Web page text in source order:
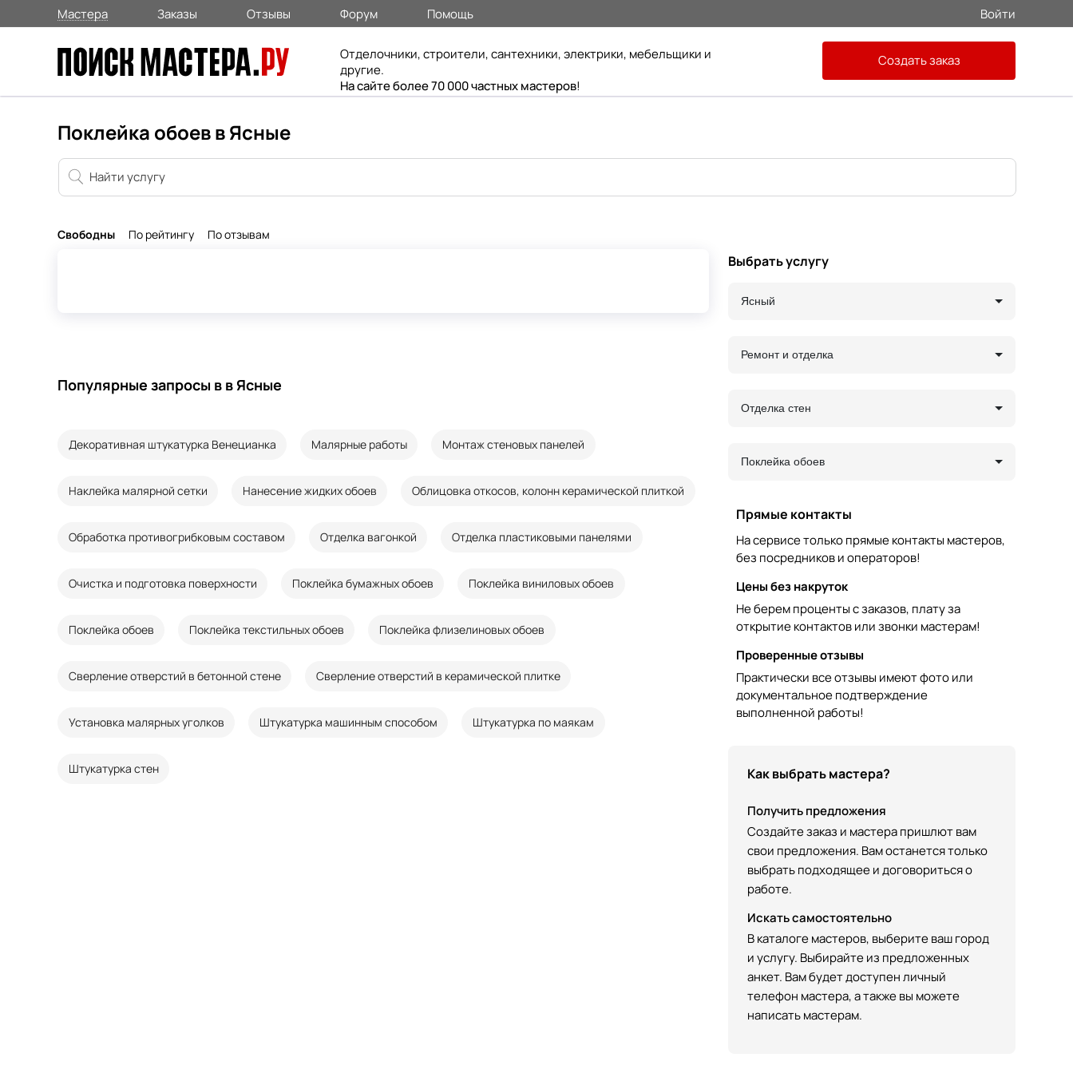
Мастера Заказы Отзывы Форум Помощь Войти
Отделочники, строители, сантехники, электрики, мебельщики и
другие.
На сайте более 70 000 частных мастеров!
Создать заказ
Поклейка обоев в Ясные
Свободны По рейтингу По отзывам
Популярные запросы в в Ясные
Декоративная штукатурка Венецианка Малярные работы Монтаж стеновых панелей
Наклейка малярной сетки Нанесение жидких обоев Облицовка откосов, колонн керамической плиткой
Обработка противогрибковым составом Отделка вагонкой Отделка пластиковыми панелями
Очистка и подготовка поверхности Поклейка бумажных обоев Поклейка виниловых обоев
Поклейка обоев Поклейка текстильных обоев Поклейка флизелиновых обоев
Сверление отверстий в бетонной стене Сверление отверстий в керамической плитке
Установка малярных уголков Штукатурка машинным способом Штукатурка по маякам
Штукатурка стен
Выбрать услугу
Ясный
Ремонт и отделка
Отделка стен
Поклейка обоев
Прямые контакты
На сервисе только прямые контакты мастеров,
без посредников и операторов!
Цены без накруток
Не берем проценты с заказов, плату за
открытие контактов или звонки мастерам!
Проверенные отзывы
Практически все отзывы имеют фото или
документальное подтверждение
выполненной работы!
Как выбрать мастера?
Получить предложения
Создайте заказ и мастера пришлют вам
свои предложения. Вам останется только
выбрать подходящее и договориться о
работе.
Искать самостоятельно
В каталоге мастеров, выберите ваш город
и услугу. Выбирайте из предложенных
анкет. Вам будет доступен личный
телефон мастера, а также вы можете
написать мастерам.